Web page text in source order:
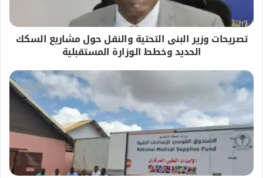
تصريحات وزير البنى التحتية والنقل حول مشاريع السكك
الحديد وخطط الوزارة المستقبلية